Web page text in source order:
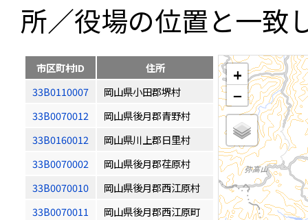
所／役場の位置と一致
市区町村ID
住所
33B0110007
岡山県小田郡堺村
33B0070012
岡山県後月郡青野村
33B0160012
岡山県川上郡日里村
33B0070002
岡山県後月郡荏原村
33B0070010
岡山県後月郡西江原村
33B0070011
岡山県後月郡西江原町
+
−